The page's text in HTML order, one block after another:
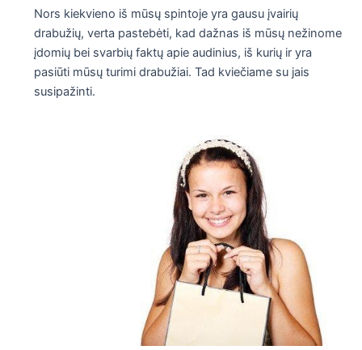
Nors kiekvieno iš mūsų spintoje yra gausu įvairių
drabužių, verta pastebėti, kad dažnas iš mūsų nežinome
įdomių bei svarbių faktų apie audinius, iš kurių ir yra
pasiūti mūsų turimi drabužiai. Tad kviečiame su jais
susipažinti.